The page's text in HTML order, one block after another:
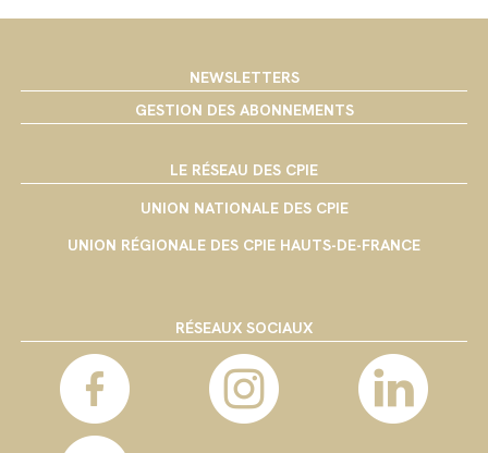
NEWSLETTERS
GESTION DES ABONNEMENTS
LE RÉSEAU DES CPIE
UNION NATIONALE DES CPIE
UNION RÉGIONALE DES CPIE HAUTS-DE-FRANCE
RÉSEAUX SOCIAUX